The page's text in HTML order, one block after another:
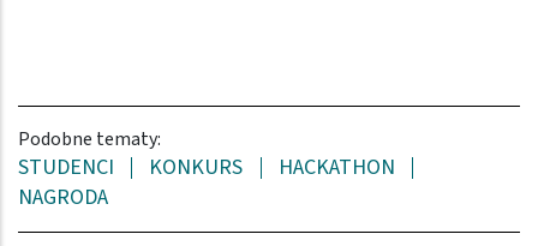
Podobne tematy:
STUDENCI KONKURS
HACKATHON
NAGRODA